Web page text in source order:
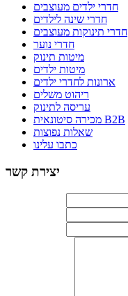
חדרי ילדים מעוצבים
חדרי שינה לילדים
חדרי תינוקות מעוצבים
חדרי נוער
מיטות תינוק
מיטות ילדים
ארונות לחדרי ילדים
ריהוט משלים
עריסה לתינוק
מכירה סיטונאית B2B
שאלות נפוצות
כתבו עלינו
יצירת קשר